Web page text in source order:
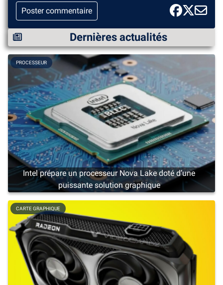
Poster commentaire
Dernières actualités
Intel prépare un processeur Nova Lake doté d’une
puissante solution graphique
PROCESSEUR
CARTE GRAPHIQUE